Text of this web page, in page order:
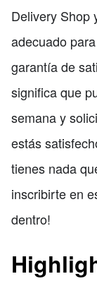
Delivery Shop
adecuado
garantía de
significa que
semana y
estás
tienes nada
inscribirte en
dentro!